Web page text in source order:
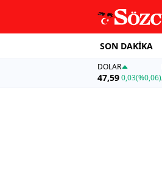
SON DAKİKA
DOLAR
47,590,03(%0,06)